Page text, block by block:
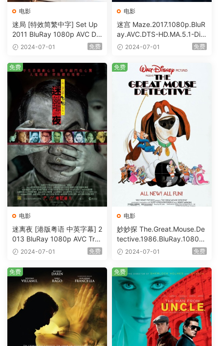
电影
迷局 [特效简繁中字] Set Up
2011 BluRay 1080p AVC DT
S-HD MA5.1-shhaclm@CHD
2024-07-01 免费
电影
迷宫 Maze.2017.1080p.BluR
ay.AVC.DTS-HD.MA.5.1-DiY
@HDHome [BDISO 19.7GB]
2024-07-01 免费
电影
迷离夜 [港版粤语 中英字幕] 2
013 BluRay 1080p AVC Tru
eHD5.1 [BDISO 22.64GB]
2024-07-01 免费
免费
电影
妙妙探 The.Great.Mouse.De
tective.1986.BluRay.1080p.
AVC.DTS-HD.MA.5.1-HDHo
2024-07-01 免费
免费
免费 免费